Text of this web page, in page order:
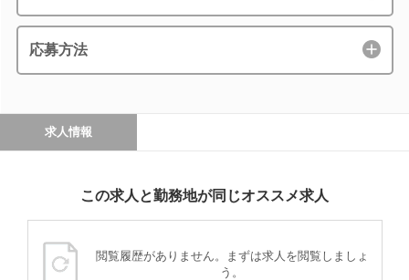
応募方法
求人情報
この求人と勤務地が同じオススメ求人
閲覧履歴がありません。まずは求人を閲覧しましょ
う。